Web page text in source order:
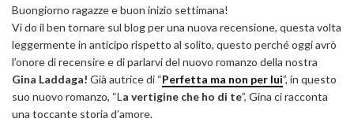
Buongiorno ragazze e buon inizio settimana!
Vi do il ben tornare sul blog per una nuova recensione, questa volta
leggermente in anticipo rispetto al solito, questo perché oggi avrò
l’onore di recensire e di parlarvi del nuovo romanzo della nostra
Gina Laddaga! Già autrice di “Perfetta ma non per lui”, in questo
suo nuovo romanzo, “L a vertigine che ho di te”, Gina ci racconta
una toccante storia d’amore.